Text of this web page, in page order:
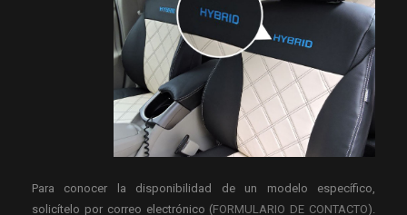
Para conocer la disponibilidad de un modelo específico,
solicítelo por correo electrónico (FORMULARIO DE CONTACTO).